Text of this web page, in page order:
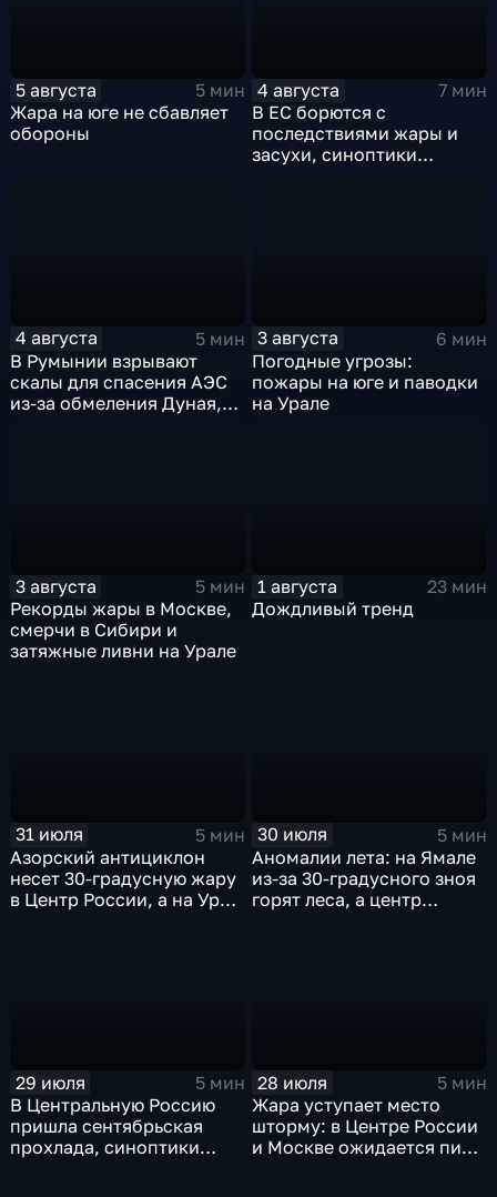
5 августа
5 мин
Жара на юге не сбавляет
обороны
4 августа
7 мин
В ЕС борются с
последствиями жары и
засухи, синоптики
4 августа
5 мин
В Румынии взрывают
скалы для спасения АЭС
из-за обмеления Дуная,
3 августа
6 мин
Погодные угрозы:
пожары на юге и паводки
на Урале
3 августа
5 мин
Рекорды жары в Москве,
смерчи в Сибири и
затяжные ливни на Урале
1 августа
23 мин
Дождливый тренд
31 июля
5 мин
Азорский антициклон
несет 30-градусную жару
в Центр России, а на Урал
30 июля
5 мин
Аномалии лета: на Ямале
из-за 30-градусного зноя
горят леса, а центр
29 июля
5 мин
В Центральную Россию
пришла сентябрьская
прохлада, синоптики
28 июля
5 мин
Жара уступает место
шторму: в Центре России
и Москве ожидается пик